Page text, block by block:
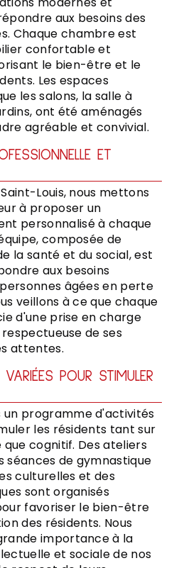
aux besoins des
Chaque chambre est
confortable et
le bien-être et le
Les espaces
les salons, la salle à
ont été aménagés
agréable et convivial.
ET
Louis, nous mettons
à proposer un
personnalisé à chaque
composée de
la santé et du social, est
aux besoins
âgées en perte
veillons à ce que chaque
d'une prise en charge
de ses
attentes.
POUR STIMULER
un programme d'activités
les résidents tant sur
que cognitif. Des ateliers
séances de gymnastique
culturelles et des
sont organisés
favoriser le bien-être
des résidents. Nous
importance à la
et sociale de nos